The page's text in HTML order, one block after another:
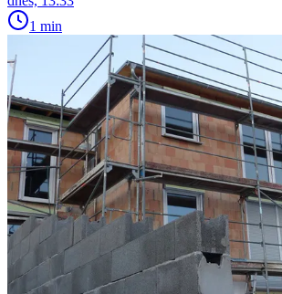
1 min